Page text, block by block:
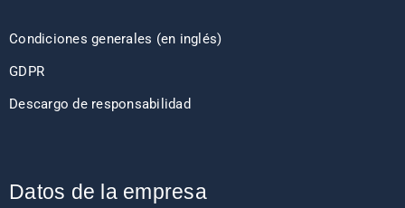
Condiciones generales (en inglés)
GDPR
Descargo de responsabilidad
Datos de la empresa